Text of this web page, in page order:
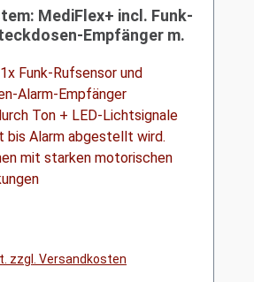
MediFlex+ incl. Funk-
Empfänger m.
Funk-Rufsensor und
Alarm-Empfänger
Ton + LED-Lichtsignale
bis Alarm abgestellt wird.
mit starken motorischen
zzgl. Versandkosten